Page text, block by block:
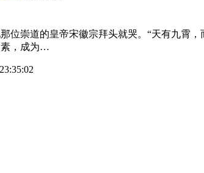
位崇道的皇帝宋徽宗拜头就哭。“天有九霄
素，成为…